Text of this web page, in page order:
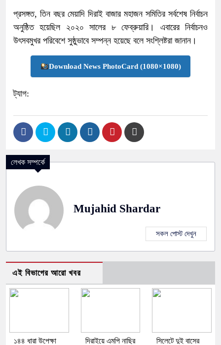
প্রসঙ্গত, তিন বছর মেয়াদি দিরাই বাজার মহাজন সমিতির সর্বশেষ নির্বাচন
অনুষ্ঠিত হয়েছিল ২০২০ সালের ৮ ফেব্রুয়ারি। এবারের নির্বাচনও
উৎসবমুখর পরিবেশে সুষ্ঠুভাবে সম্পন্ন হয়েছে বলে সংশ্লিষ্টরা জানান।
Download News PhotoCard (1080×1080)
ট্যাগ:
লেখক সম্পর্কে
Mujahid Shardar
সকল পোস্ট দেখুন
এই বিভাগের আরো খবর
১৪৪ ধারা উপেক্ষা দিরাইয়ে এমপি নাছির সিলেটে দুই বাসের